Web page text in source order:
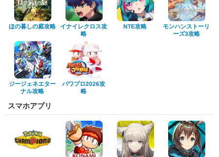
ほの暮しの庭攻略 イナイレクロス攻
略
NTE攻略 モンハンストーリ
ーズ3攻略
ジージェネエター
ナル攻略
パワプロ2026攻
略
スマホアプリ